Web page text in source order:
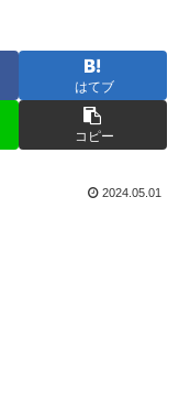
はてブ
コピー
2024.05.01